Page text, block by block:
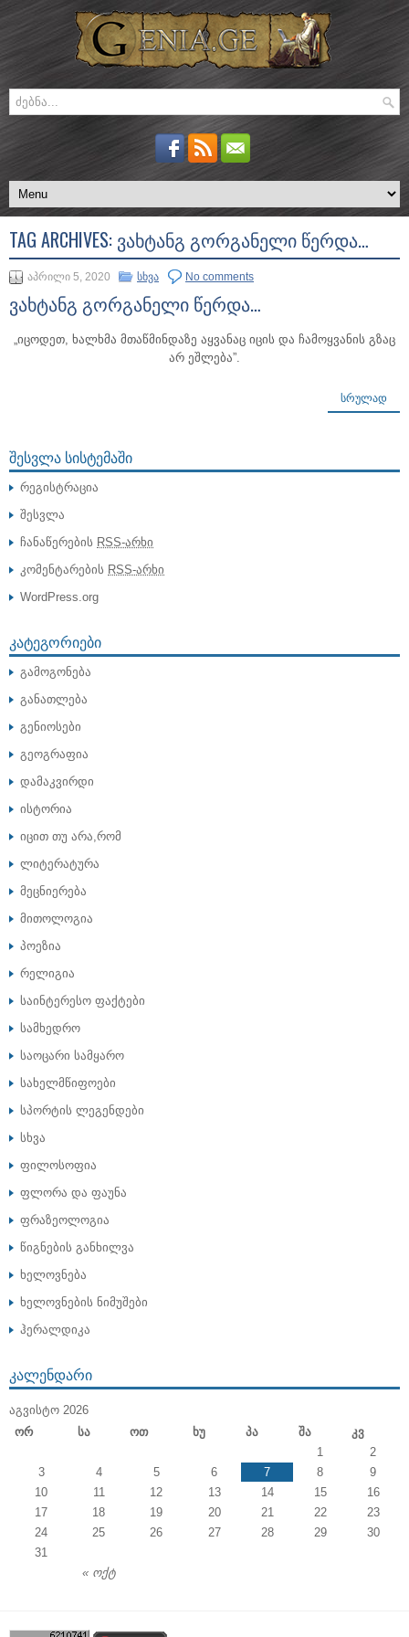
TAG ARCHIVES: ᲕᲐᲮᲢᲐᲜᲒ ᲒᲝᲠᲒᲐᲜᲔᲚᲘ ᲬᲔᲠᲓᲐ…
აპრილი 5, 2020 სხვა No comments
ვახტანგ გორგანელი წერდა…
„იცოდეთ, ხალხმა მთაწმინდაზე აყვანაც იცის და ჩამოყვანის გზაც
არ ეშლება”.
ᲡᲠᲣᲚᲐᲓ
ᲨᲔᲡᲕᲚᲐ ᲡᲘᲡᲢᲔᲛᲐᲨᲘ
რეგისტრაცია
შესვლა
ჩანაწერების RSS-არხი
კომენტარების RSS-არხი
WordPress.org
ᲙᲐᲢᲔᲒᲝᲠᲘᲔᲑᲘ
გამოგონება
განათლება
გენიოსები
გეოგრაფია
დამაკვირდი
ისტორია
იცით თუ არა,რომ
ლიტერატურა
მეცნიერება
მითოლოგია
პოეზია
რელიგია
საინტერესო ფაქტები
სამხედრო
საოცარი სამყარო
სახელმწიფოები
სპორტის ლეგენდები
სხვა
ფილოსოფია
ფლორა და ფაუნა
ფრაზეოლოგია
წიგნების განხილვა
ხელოვნება
ხელოვნების ნიმუშები
ჰერალდიკა
ᲙᲐᲚᲔᲜᲓᲐᲠᲘ
ᲐᲒᲕᲘᲡᲢᲝ 2026
Ორ
Სა Ოთ Ხუ Პა Შა Კვ
« ოქტ
1
2
3
4 5 6 7 8
9
10
11 12 13 14 15
16
17
18 19 20 21 22
23
24
25 26 27 28 29
30
31